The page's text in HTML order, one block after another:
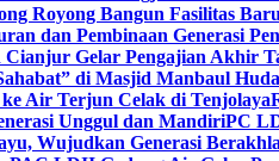
Royong Bangun Fasilitas
dan Pembinaan Generasi
Gelar Pengajian Akhir
di Masjid Manbaul
Air Terjun Celak di Tenjolaya
Unggul dan MandiriPC
Wujudkan Generasi